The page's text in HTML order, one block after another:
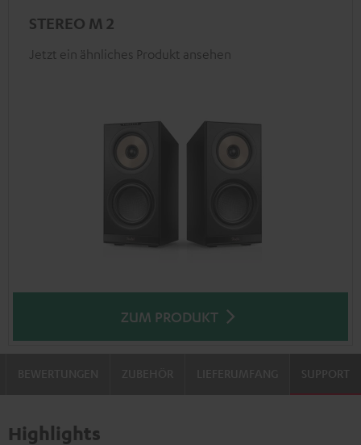
STEREO M 2
Jetzt ein ähnliches Produkt ansehen
ZUM PRODUKT
SUPPORT
Highlights